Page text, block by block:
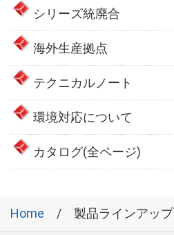
シリーズ統廃合
海外生産拠点
テクニカルノート
環境対応について
カタログ(全ページ)
Home 製品ラインアップ